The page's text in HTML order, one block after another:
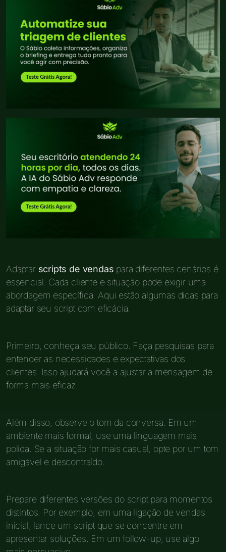
Adaptar scripts de vendas para diferentes cenários é
essencial. Cada cliente e situação pode exigir uma
abordagem específica. Aqui estão algumas dicas para
adaptar seu script com eficácia.
Primeiro, conheça seu público. Faça pesquisas para
entender as necessidades e expectativas dos
clientes. Isso ajudará você a ajustar a mensagem de
forma mais eficaz.
Além disso, observe o tom da conversa. Em um
ambiente mais formal, use uma linguagem mais
polida. Se a situação for mais casual, opte por um tom
amigável e descontraído.
Prepare diferentes versões do script para momentos
distintos. Por exemplo, em uma ligação de vendas
inicial, lance um script que se concentre em
apresentar soluções. Em um follow-up, use algo